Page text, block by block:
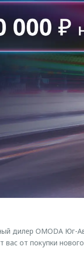
дилер OMODA Юг-
вас от покупки